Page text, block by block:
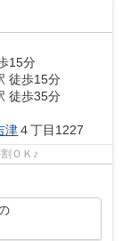
15分
徒歩15分
徒歩35分
津４丁目1227
ＯＫ♪